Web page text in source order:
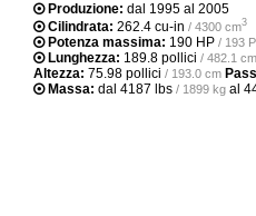
Produzione: dal 1995 al 2005
Cilindrata: 262.4 cu-in / 4300 cm3
Potenza massima: 190 HP / 193
Lunghezza: 189.8 pollici / 482.1 cm
Altezza: 75.98 pollici / 193.0 cm
Massa: dal 4187 lbs / 1899 kg al